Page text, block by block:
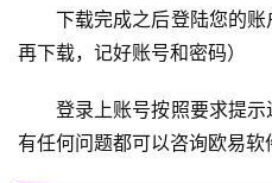
下载完成之后登陆您的
再下载，记好账号和密码）
登录上账号按照要求提示
有任何问题都可以咨询欧易软